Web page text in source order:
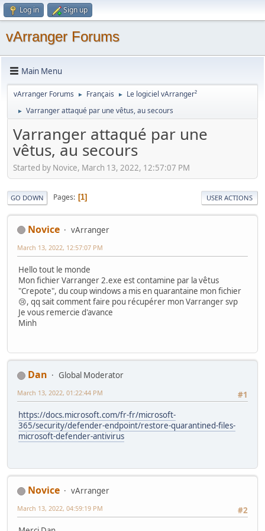
Log in Sign up
vArranger Forums
Main Menu
vArranger Forums ► Français ► Le logiciel vArranger²
► Varranger attaqué par une vêtus, au secours
Varranger attaqué par une
vêtus, au secours
Started by Novice, March 13, 2022, 12:57:07 PM
GO DOWN Pages 1 USER ACTIONS
Novice vArranger
March 13, 2022, 12:57:07 PM
Hello tout le monde
Mon fichier Varranger 2.exe est contamine par la vêtus
"Crepote", du coup windows a mis en quarantaine mon fichier
😢, qq sait comment faire pou récupérer mon Varranger svp
Je vous remercie d'avance
Minh
Dan
Global Moderator
#1
March 13, 2022, 01:22:44 PM
https://docs.microsoft.com/fr-fr/microsoft-
365/security/defender-endpoint/restore-quarantined-files-
microsoft-defender-antivirus
Novice
vArranger
#2
March 13, 2022, 04:59:19 PM